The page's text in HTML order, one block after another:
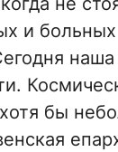
и
наша
бы